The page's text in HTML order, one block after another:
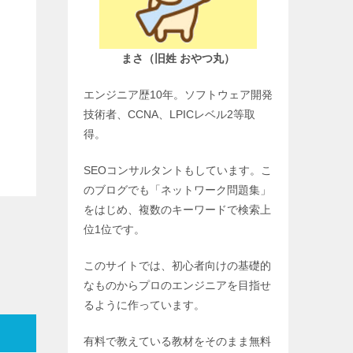
まさ（旧姓 おやつ丸）
エンジニア歴10年。ソフトウェア開発
技術者、CCNA、LPICレベル2等取
得。
SEOコンサルタントもしています。こ
のブログでも「ネットワーク問題集」
をはじめ、複数のキーワードで検索上
位1位です。
このサイトでは、初心者向けの基礎的
なものからプロのエンジニアを目指せ
るように作っています。
有料で教えている教材をそのまま無料